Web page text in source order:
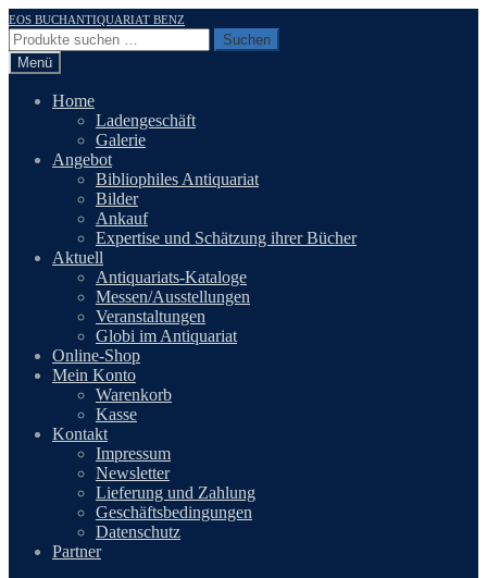
Zur
Navigation
springen
Zum
Inhalt
springen
EOS BUCHANTIQUARIAT BENZ
Suchen
nach:
Suchen
Menü
Home
Ladengeschäft
Galerie
Angebot
Bibliophiles Antiquariat
Bilder
Ankauf
Expertise und Schätzung ihrer Bücher
Aktuell
Antiquariats-Kataloge
Messen/Ausstellungen
Veranstaltungen
Globi im Antiquariat
Online-Shop
Mein Konto
Warenkorb
Kasse
Kontakt
Impressum
Newsletter
Lieferung und Zahlung
Geschäftsbedingungen
Datenschutz
Partner